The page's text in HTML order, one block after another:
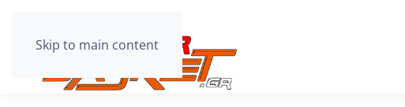
Skip to main content